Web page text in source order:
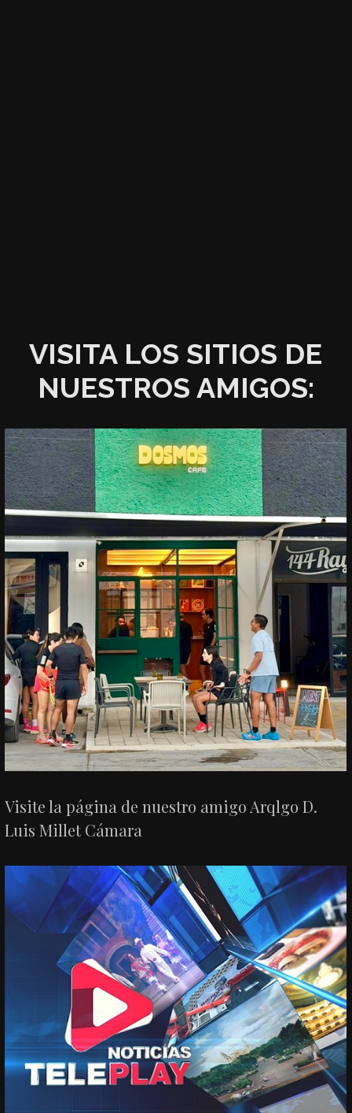
VISITA LOS SITIOS DE
NUESTROS AMIGOS:
Visite la página de nuestro amigo Arqlgo D.
Luis Millet Cámara